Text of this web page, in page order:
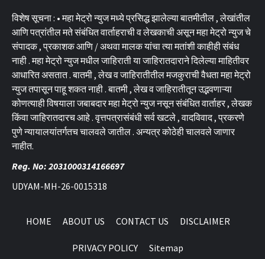
विशेष सूचना : • महा मेट्रो न्युज मध्ये प्रसिद्ध झालेल्या बातमीतील , लेखांतील
आणि पत्रांतील मते संबंधित वार्ताहराची व लेखकाची असून महा मेट्रो न्युज चे
संपादक , प्रकाशक आणि / अथवा मालक यांचा त्या मतांशी काहीही संबंध
नाही . महा मेट्रो न्युज मधील जाहिराती या जाहिरातदाराने दिलेल्या माहितीवर
आधारित असतात . बातमी , लेख व जाहिरातीतील मजकुराची वैधता महा मेट्रो
न्युज तपासून पाहू शकत नाही . बातमी , लेख व जाहिरातीतून उद्भवणाऱ्या
कोणत्याही विषयाला जबाबदार महा मेट्रो न्युज नसून संबंधित वार्ताहर , लेखक
किंवा जाहिरातदारच आहे . वृत्तपत्रासंबंधी सर्व खटले , वादविवाद , प्रकरणे
पुणे न्यायालयांतर्गतच चालवले जातील . अन्यत्र कोठेही चालवले जाणार
नाहीत.
Reg. No: 2031000314166697
UDYAM-MH-26-0015318
HOME ABOUT US CONTACT US DISCLAIMER
PRIVACY POLICY Sitemap